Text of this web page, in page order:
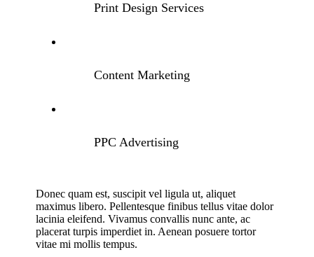
Print Design Services
Content Marketing
PPC Advertising
Donec quam est, suscipit vel ligula ut, aliquet
maximus libero. Pellentesque finibus tellus vitae dolor
lacinia eleifend. Vivamus convallis nunc ante, ac
placerat turpis imperdiet in. Aenean posuere tortor
vitae mi mollis tempus.